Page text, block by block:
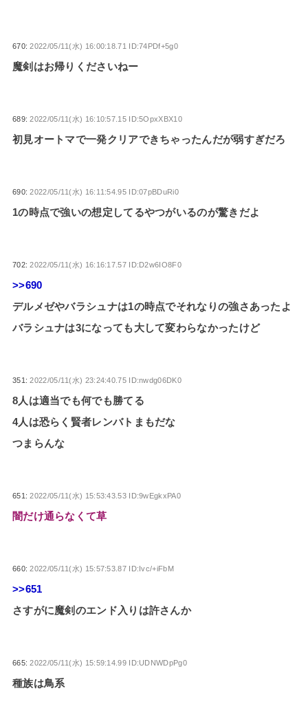
670:2022/05/11(水) 16:00:18.71 ID:74PDf+5g0
魔剣はお帰りくださいねー
689:2022/05/11(水) 16:10:57.15 ID:5OpxXBX10
初見オートマで一発クリアできちゃったんだが弱すぎだろ
690:2022/05/11(水) 16:11:54.95 ID:07pBDuRi0
1の時点で強いの想定してるやつがいるのが驚きだよ
702:2022/05/11(水) 16:16:17.57 ID:D2w6IO8F0
>>690
デルメゼやバラシュナは1の時点でそれなりの強さあったよ
バラシュナは3になっても大して変わらなかったけど
351:2022/05/11(水) 23:24:40.75 ID:nwdg06DK0
8人は適当でも何でも勝てる
4人は恐らく賢者レンバトまもだな
つまらんな
651:2022/05/11(水) 15:53:43.53 ID:9wEgkxPA0
闇だけ通らなくて草
660:2022/05/11(水) 15:57:53.87 ID:Ivc/+iFbM
>>651
さすがに魔剣のエンド入りは許さんか
665:2022/05/11(水) 15:59:14.99 ID:UDNWDpPg0
種族は鳥系